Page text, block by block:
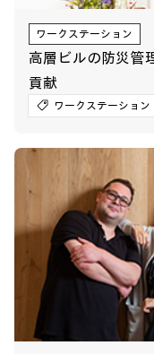
ワークステーション
高層ビルの防災管
貢献
ワークステーション